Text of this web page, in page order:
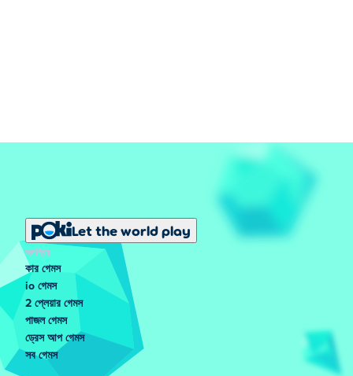
Let the world play
জনপ্রিয়
কার গেমস
io গেমস
2 প্লেয়ার গেমস
পাজল গেমস
ড্রেস আপ গেমস
সব গেমস